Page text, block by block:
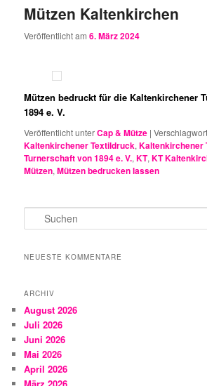
Mützen Kaltenkirchen
Veröffentlicht am6. März 2024
Mützen bedruckt für die Kaltenkirchener
1894 e. V.
Veröffentlicht unterCap & Mütze |
Kaltenkirchener Textildruck,Kaltenkirchener
Turnerschaft von 1894 e. V.,KT,KT
Mützen,Mützen bedrucken lassen
u
h
NEUESTE KOMMENTARE
ARCHIV
August 2026
Juli 2026
Juni 2026
Mai 2026
April 2026